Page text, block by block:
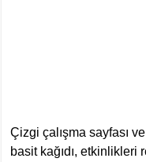
Çizgi çalışma sayfası
basit kağıdı,